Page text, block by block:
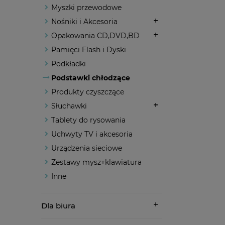
Myszki przewodowe
Nośniki i Akcesoria
Opakowania CD,DVD,BD
Pamięci Flash i Dyski
Podkładki
Podstawki chłodzące
Produkty czyszczące
Słuchawki
Tablety do rysowania
Uchwyty TV i akcesoria
Urządzenia sieciowe
Zestawy mysz+klawiatura
Inne
Dla biura